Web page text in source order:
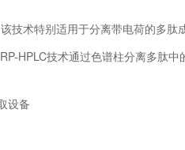
术特别适用于分离带电荷的多肽
HPLC技术通过色谱柱分离多肽中